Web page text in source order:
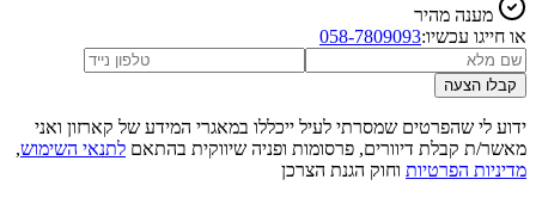
מענה מהיר
או חייגו עכשיו:058-7809093
קבלו הצעה
ידוע לי שהפרטים שמסרתי לעיל ייכללו במאגרי המידע של קארזון ואני
מאשר/ת קבלת דיוורים, פרסומות ופניה שיווקית בהתאם לתנאי השימוש,
מדיניות הפרטיות וחוק הגנת הצרכן